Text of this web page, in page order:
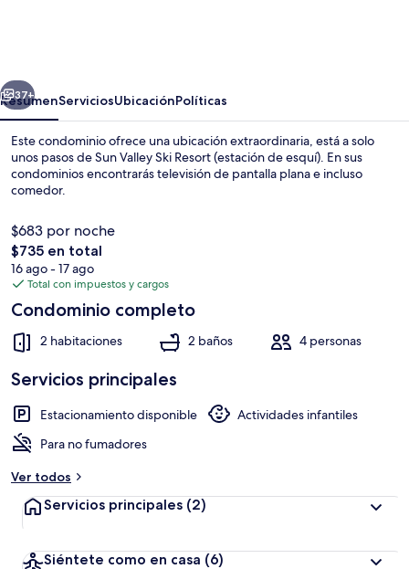
Ski-
in/ski-
out
+
&
Hot
Tub
Siguiente
37+
ResumenServiciosUbicaciónPolíticas
Este condominio ofrece una ubicación extraordinaria, está a solo
unos pasos de Sun Valley Ski Resort (estación de esquí). En sus
condominios encontrarás televisión de pantalla plana e incluso
comedor.
$683 por noche
El
precio
total
de
$735
$735 en total
16 ago - 17 ago
Total con impuestos y cargos
Condominio completo
2 habitaciones 2 baños 4 personas
Servicios principales
Estacionamiento disponible
Actividades infantiles
Para no fumadores
Ver todos
Servicios principales (2)
Siéntete como en casa (6)